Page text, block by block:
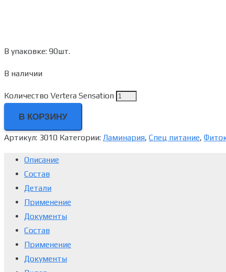
В упаковке: 90шт.
В наличии
Количество Vertera Sensation
В КОРЗИНУ
Артикул: 3010 Категории: Ламинария, Спец питание,
Описание
Состав
Детали
Применение
Документы
Состав
Применение
Документы